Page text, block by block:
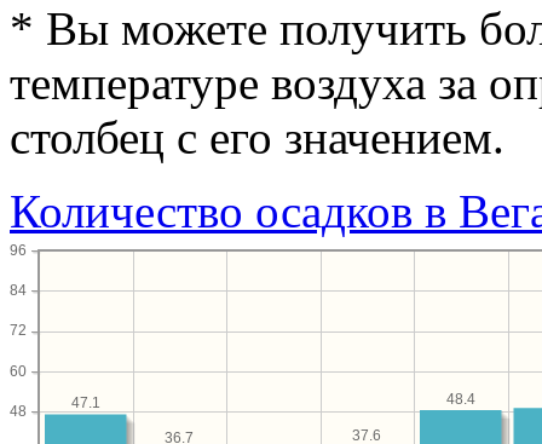
* Вы можете получить
температуре воздуха за
столбец с его значением.
Количество осадков в
48
60
72
84
96
48.4
37.6
36.7
47.1